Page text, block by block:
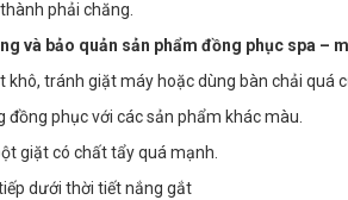
phải chăng.
và bảo quản sản phẩm đồng phục spa –
khô, tránh giặt máy hoặc dùng bàn chải quá
đồng phục với các sản phẩm khác màu.
giặt có chất tẩy quá mạnh.
dưới thời tiết nắng gắt